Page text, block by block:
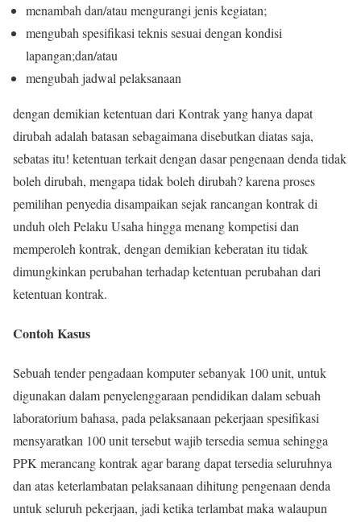
menambah dan/atau mengurangi jenis kegiatan;
mengubah spesifikasi teknis sesuai dengan kondisi
lapangan;dan/atau
mengubah jadwal pelaksanaan
dengan demikian ketentuan dari Kontrak yang hanya dapat
dirubah adalah batasan sebagaimana disebutkan diatas saja,
sebatas itu! ketentuan terkait dengan dasar pengenaan denda tidak
boleh dirubah, mengapa tidak boleh dirubah? karena proses
pemilihan penyedia disampaikan sejak rancangan kontrak di
unduh oleh Pelaku Usaha hingga menang kompetisi dan
memperoleh kontrak, dengan demikian keberatan itu tidak
dimungkinkan perubahan terhadap ketentuan perubahan dari
ketentuan kontrak.
Contoh Kasus
Sebuah tender pengadaan komputer sebanyak 100 unit, untuk
digunakan dalam penyelenggaraan pendidikan dalam sebuah
laboratorium bahasa, pada pelaksanaan pekerjaan spesifikasi
mensyaratkan 100 unit tersebut wajib tersedia semua sehingga
PPK merancang kontrak agar barang dapat tersedia seluruhnya
dan atas keterlambatan pelaksanaan dihitung pengenaan denda
untuk seluruh pekerjaan, jadi ketika terlambat maka walaupun